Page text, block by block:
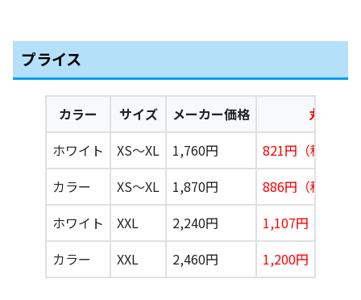
プライス
カラー サイズ メーカー価格
丸昇価格
ホワイト
XS〜XL 1,760円
821円（税込
カラー
XS〜XL 1,870円
886円（税込
ホワイト
XXL 2,240円
1,107円（税込
カラー
XXL 2,460円 1,200円（税込